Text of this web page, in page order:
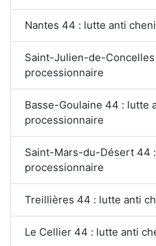
Nantes 44 : lutte anti
Saint-Julien-de-
processionnaire
Basse-Goulaine 44 : lutte
processionnaire
Saint-Mars-du-Désert 44
processionnaire
Treillières 44 : lutte anti
Le Cellier 44 : lutte anti